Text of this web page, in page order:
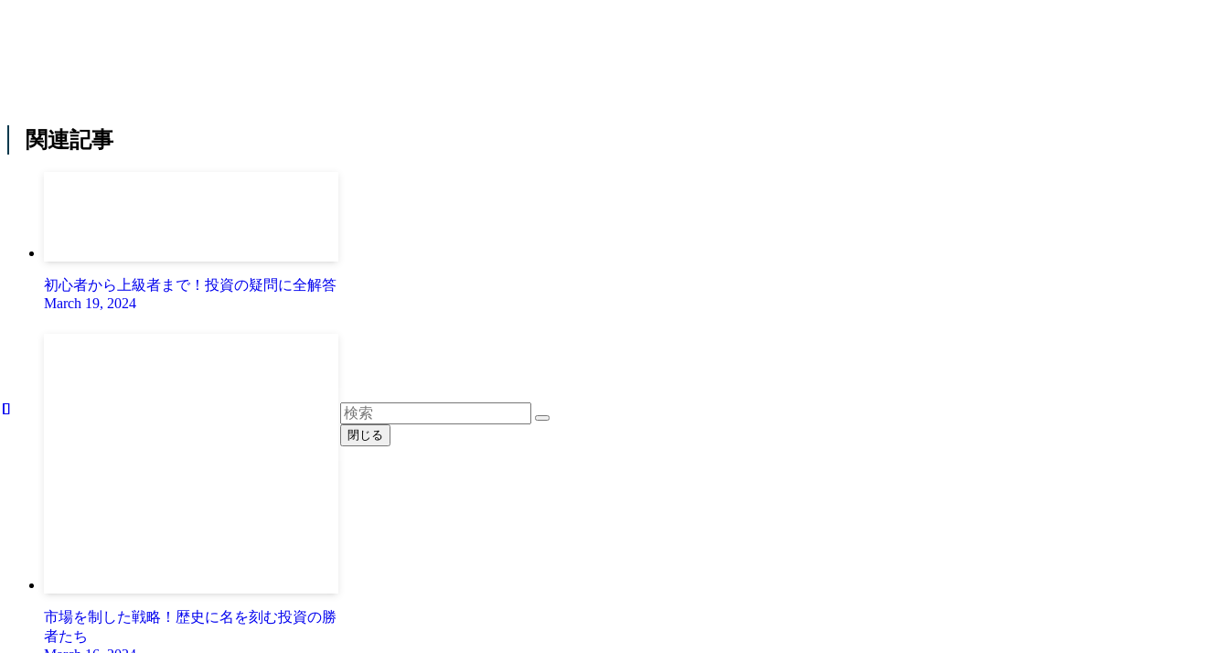
関連記事
初心者から上級者まで！投資の疑問に全解答
March 19, 2024
市場を制した戦略！歴史に名を刻む投資の勝
者たち
閉じる